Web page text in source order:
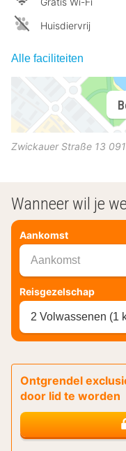
Huisdiervrij
Alle faciliteiten
Zwickauer Straße 13
Wanneer wil je
Aankomst
Aankomst
Reisgezelschap
2 Volwassenen (1
Ontgrendel
door lid te worden